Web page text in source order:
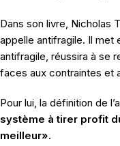
Dans son livre, Nicholas
appelle antifragile. Il met
antifragile, réussira à se
faces aux contraintes et
Pour lui, la définition de
système à tirer profit
meilleur».